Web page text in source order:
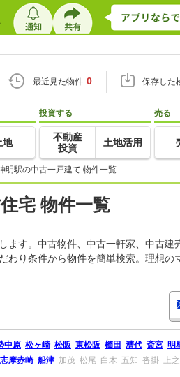
最近見た物件 0 保存した
地
投資する
不動産
投資
土地活用
売る
明駅の中古一戸建て 物件一覧
宅 物件一覧
す。中古物件、中古一軒家、中古建
り条件から物件を簡単検索。理想
中原 松ヶ崎 松阪 東松阪 櫛田 漕代 斎宮 明
志摩赤崎 船津 加茂 松尾 白木 五知 沓掛 上